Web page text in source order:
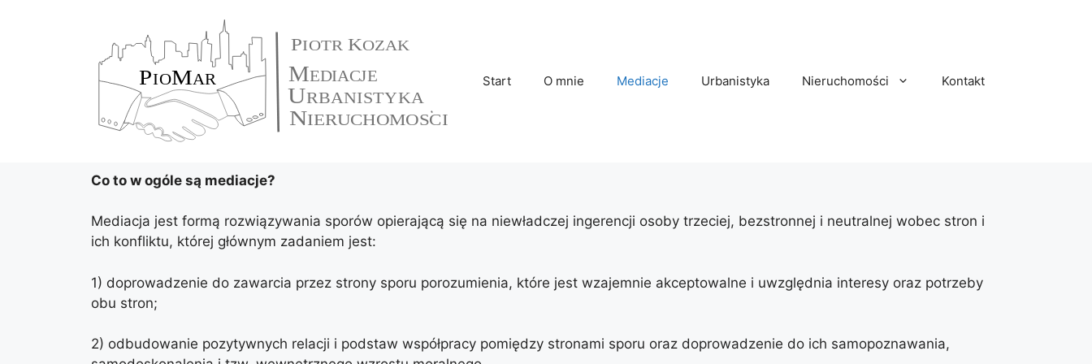
Start O mnie Mediacje Urbanistyka Nieruchomości Kontakt
Co to w ogóle są mediacje?
Mediacja jest formą rozwiązywania sporów opierającą się na niewładczej ingerencji osoby trzeciej, bezstronnej i neutralnej wobec stron i
ich konfliktu, której głównym zadaniem jest:
1) doprowadzenie do zawarcia przez strony sporu porozumienia, które jest wzajemnie akceptowalne i uwzględnia interesy oraz potrzeby
obu stron;
2) odbudowanie pozytywnych relacji i podstaw współpracy pomiędzy stronami sporu oraz doprowadzenie do ich samopoznawania,